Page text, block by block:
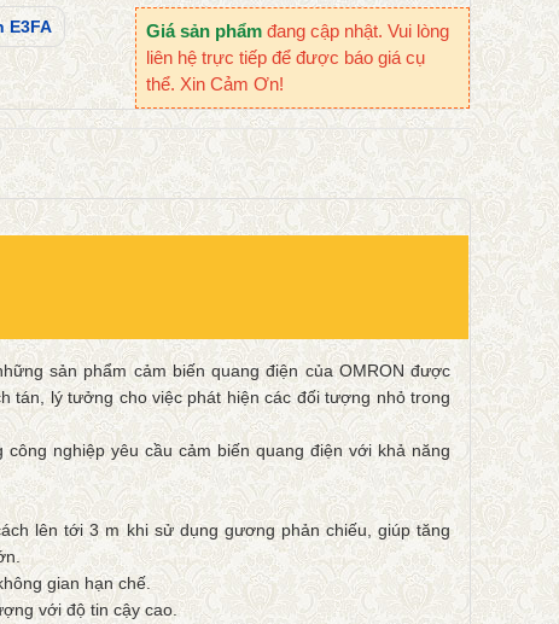
E3FA Giá sản phẩm đang cập nhật. Vui lòng
liên hệ trực tiếp để được báo giá cụ
thể. Xin Cảm Ơn!
sản phẩm cảm biến quang điện của OMRON được
tán, lý tưởng cho việc phát hiện các đối tượng nhỏ trong
nghiệp yêu cầu cảm biến quang điện với khả năng
lên tới 3 m khi sử dụng gương phản chiếu, giúp tăng
gian hạn chế.
với độ tin cậy cao.